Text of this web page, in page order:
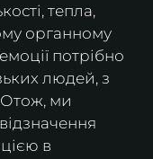
тепла,
органному
потрібно
людей, з
Отож, ми
відзначення
в